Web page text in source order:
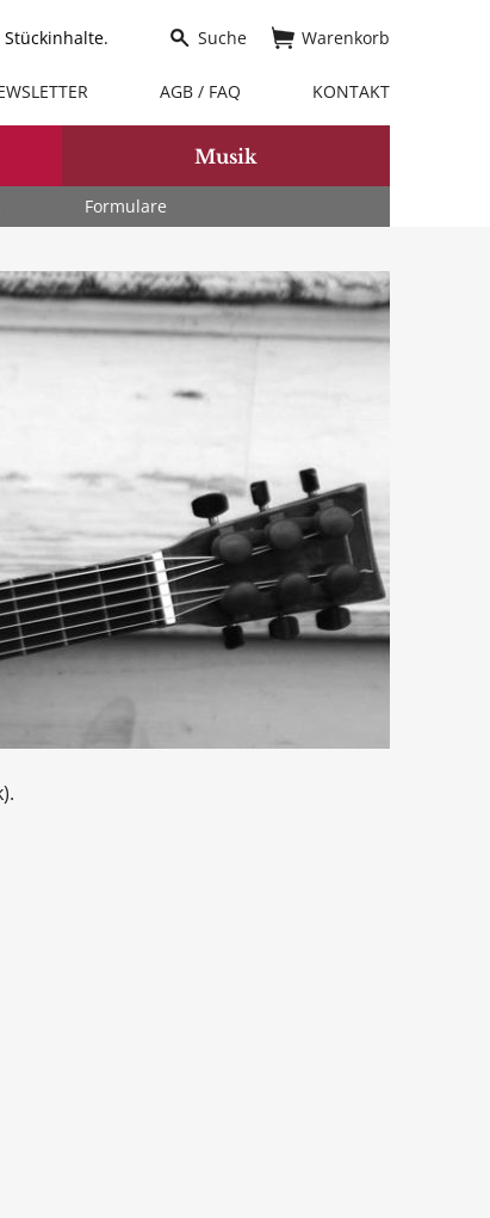
Formulare
Musik
AGB / FAQ KONTAKT
Warenkorb
Suche